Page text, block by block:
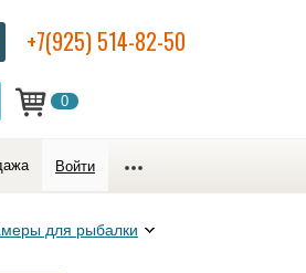
0
+7(925) 514-82-50
Войти
для рыбалки